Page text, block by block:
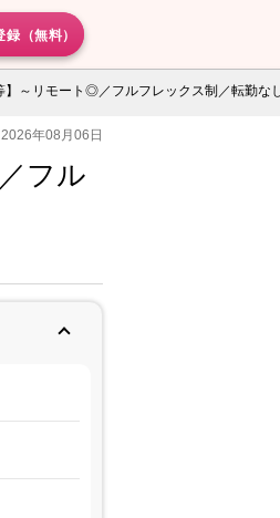
（無料）
】～リモート◎／フルフレックス制／転勤な
年08月06日
フル